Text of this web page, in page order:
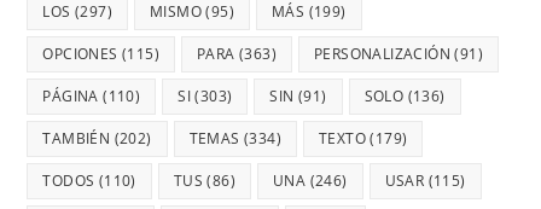
LOS (297) MISMO(95) MÁS (199)
OPCIONES (115) PARA (363) PERSONALIZACIÓN (91)
PÁGINA (110) SI(303) SIN (91) SOLO (136)
TAMBIÉN (202) TEMAS (334) TEXTO(179)
TODOS (110) TUS (86) UNA (246) USAR (115)